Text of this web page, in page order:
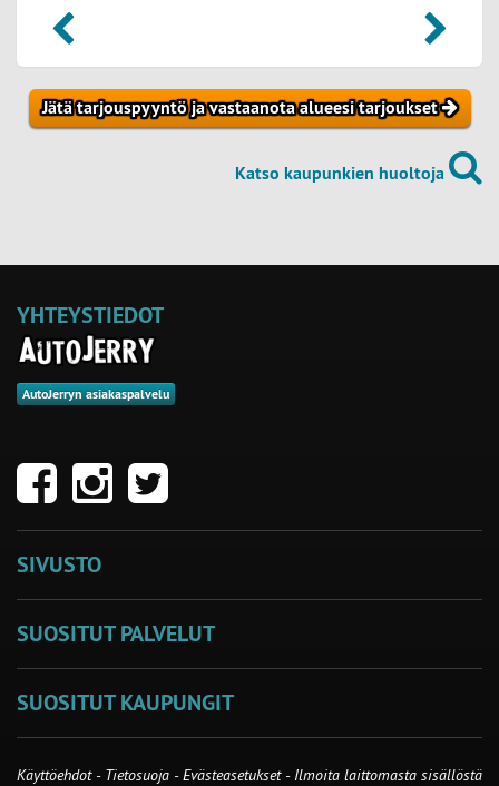
Jätä tarjouspyyntö ja vastaanota alueesi tarjoukset
Katso kaupunkien huoltoja
YHTEYSTIEDOT
AutoJerryn asiakaspalvelu
SIVUSTO
SUOSITUT PALVELUT
SUOSITUT KAUPUNGIT
Käyttöehdot - Tietosuoja -Evästeasetukset- Ilmoita laittomasta sisällöstä